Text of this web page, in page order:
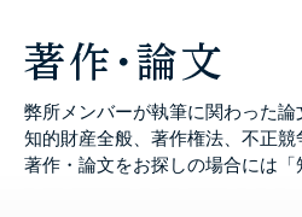
弊所メンバーが執筆に関わった
知的財産全般、著作権法、不正
著作・論文をお探しの場合には